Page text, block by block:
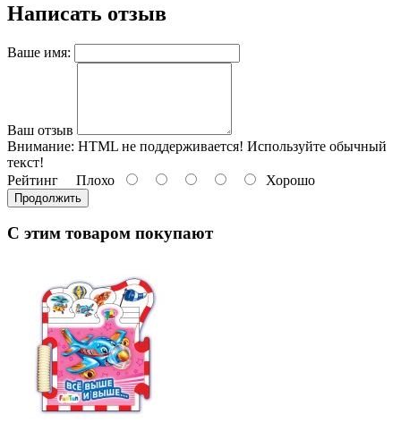
Написать отзыв
Ваше имя:
Ваш отзыв
Внимание: HTML не поддерживается! Используйте обычный
текст!
Рейтинг Плохо Хорошо
Продолжить
С этим товаром покупают